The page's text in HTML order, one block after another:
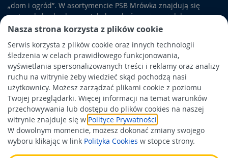
Nasza strona korzysta z plików cookie
Serwis korzysta z plików cookie oraz innych technologii
śledzenia w celach prawidłowego funkcjonowania,
wyświetlania spersonalizowanych treści i reklamy oraz analizy
ruchu na witrynie żeby wiedzieć skąd pochodzą nasi
użytkownicy. Możesz zarządzać plikami cookie z poziomu
Twojej przeglądarki. Więcej informacji na temat warunków
przechowywania lub dostępu do plików cookies na naszej
witrynie znajduje się w Polityce Prywatności
W dowolnym momencie, możesz dokonać zmiany swojego
wyboru klikając w link Polityka Cookies w stopce strony.
„dom i ogród”. W asortymencie PSB Mrówka znajdują się
materiały budowlane, artykuły wykończeniowe i dekoracyjne,
wyposażenie łazienek i kuchni, elektronarzędzia, a także
artykuły związane z ogrodem i otoczeniem domu.
Obowiązek informacyjny
Polityka prywatności
Polityka Cookies
Odbiór zużytego sprzętu
Wspierają nas: